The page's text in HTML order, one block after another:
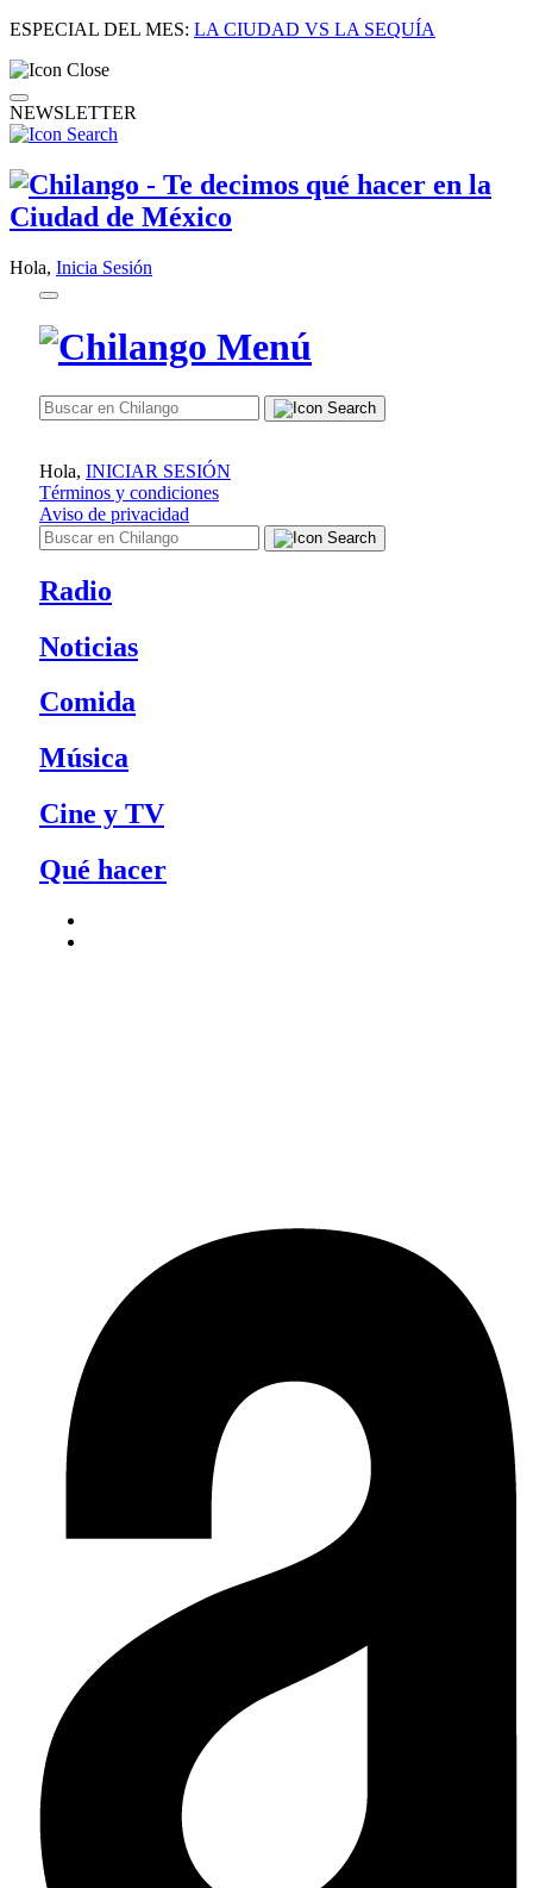
ESPECIAL DEL MES: LA CIUDAD VS LA SEQUÍA
NEWSLETTER
Hola, Inicia Sesión
Hola, INICIAR SESIÓN
Términos y condiciones
Aviso de privacidad
Radio
Noticias
Comida
Música
Cine y TV
Qué hacer